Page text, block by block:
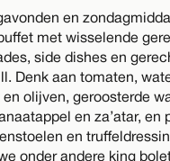
en
met wisselende
side dishes en
Denk aan tomaten,
en olijven, geroosterde
en za’atar, en
en
onder andere king